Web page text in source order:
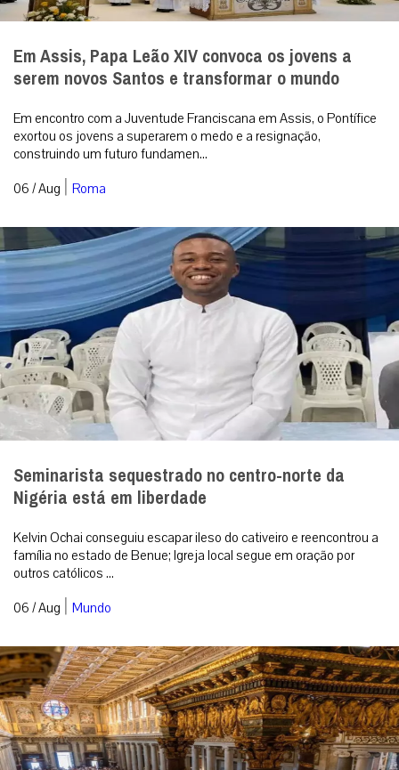
Em Assis, Papa Leão XIV convoca os jovens a
serem novos Santos e transformar o mundo
Em encontro com a Juventude Franciscana em Assis, o Pontífice
exortou os jovens a superarem o medo e a resignação,
construindo um futuro fundamen...
06 / Aug | Roma
Seminarista sequestrado no centro-norte da
Nigéria está em liberdade
Kelvin Ochai conseguiu escapar ileso do cativeiro e reencontrou a
família no estado de Benue; Igreja local segue em oração por
outros católicos ...
06 / Aug | Mundo